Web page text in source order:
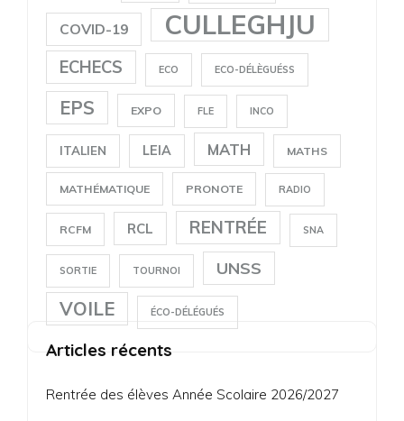
COVID-19 CULLEGHJU
ECHECS ECO ECO-DÉLÈGUÉSS
EPS EXPO FLE INCO
ITALIEN LEIA MATH MATHS
MATHÉMATIQUE PRONOTE RADIO
RCFM RCL RENTRÉE SNA
SORTIE TOURNOI UNSS
VOILE ÉCO-DÉLÉGUÉS
Articles récents
Rentrée des élèves Année Scolaire 2026/2027